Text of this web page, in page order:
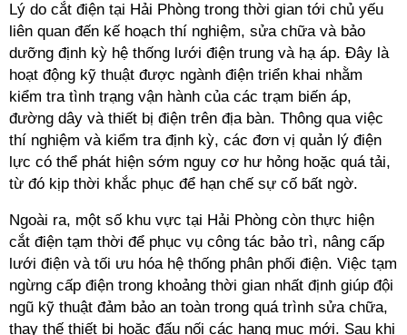
Lý do cắt điện tại Hải Phòng trong thời gian tới chủ yếu
liên quan đến kế hoạch thí nghiệm, sửa chữa và bảo
dưỡng định kỳ hệ thống lưới điện trung và hạ áp. Đây là
hoạt động kỹ thuật được ngành điện triển khai nhằm
kiểm tra tình trạng vận hành của các trạm biến áp,
đường dây và thiết bị điện trên địa bàn. Thông qua việc
thí nghiệm và kiểm tra định kỳ, các đơn vị quản lý điện
lực có thể phát hiện sớm nguy cơ hư hỏng hoặc quá tải,
từ đó kịp thời khắc phục để hạn chế sự cố bất ngờ.
Ngoài ra, một số khu vực tại Hải Phòng còn thực hiện
cắt điện tạm thời để phục vụ công tác bảo trì, nâng cấp
lưới điện và tối ưu hóa hệ thống phân phối điện. Việc tạm
ngừng cấp điện trong khoảng thời gian nhất định giúp đội
ngũ kỹ thuật đảm bảo an toàn trong quá trình sửa chữa,
thay thế thiết bị hoặc đấu nối các hạng mục mới. Sau khi